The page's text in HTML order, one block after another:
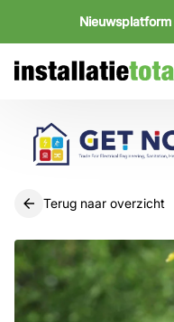
Nieuwsplatform
Terug naar overzicht